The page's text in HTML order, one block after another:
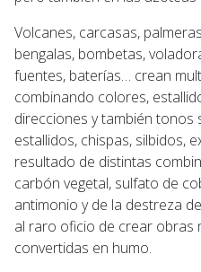
Volcanes, carcasas,
bengalas, bombetas,
fuentes, baterías… crean
combinando colores,
direcciones y también
estallidos, chispas, silbidos,
resultado de distintas
carbón vegetal, sulfato de
antimonio y de la destreza
al raro oficio de crear obras
convertidas en humo.